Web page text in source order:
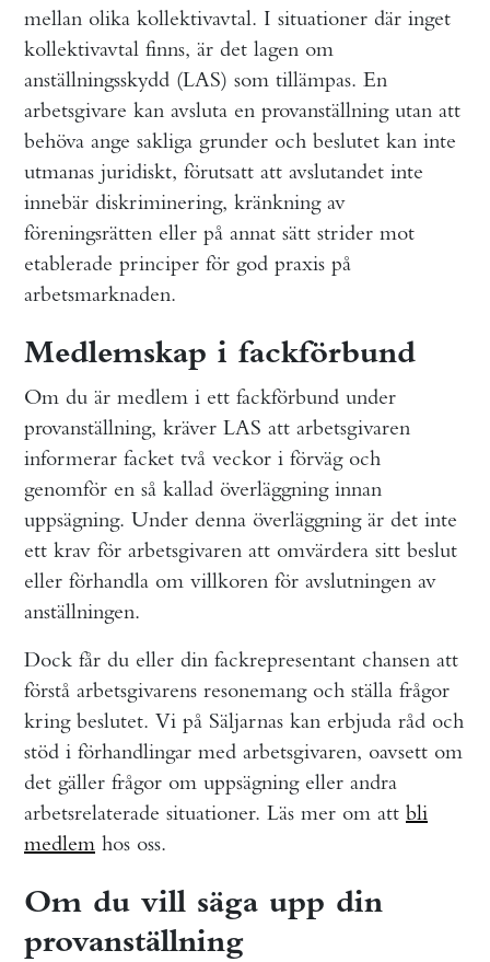
mellan olika kollektivavtal. I situationer där inget
kollektivavtal finns, är det lagen om
anställningsskydd (LAS) som tillämpas. En
arbetsgivare kan avsluta en provanställning utan att
behöva ange sakliga grunder och beslutet kan inte
utmanas juridiskt, förutsatt att avslutandet inte
innebär diskriminering, kränkning av
föreningsrätten eller på annat sätt strider mot
etablerade principer för god praxis på
arbetsmarknaden.
Medlemskap i fackförbund
Om du är medlem i ett fackförbund under
provanställning, kräver LAS att arbetsgivaren
informerar facket två veckor i förväg och
genomför en så kallad överläggning innan
uppsägning. Under denna överläggning är det inte
ett krav för arbetsgivaren att omvärdera sitt beslut
eller förhandla om villkoren för avslutningen av
anställningen.
Dock får du eller din fackrepresentant chansen att
förstå arbetsgivarens resonemang och ställa frågor
kring beslutet. Vi på Säljarnas kan erbjuda råd och
stöd i förhandlingar med arbetsgivaren, oavsett om
det gäller frågor om uppsägning eller andra
arbetsrelaterade situationer. Läs mer om att bli
medlem hos oss.
Om du vill säga upp din
provanställning